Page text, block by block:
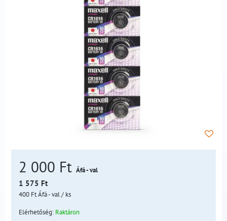
2 000 Ft Áfá - val
1 575 Ft
400 FtÁfá - val/ ks
Elérhetőség: Raktáron